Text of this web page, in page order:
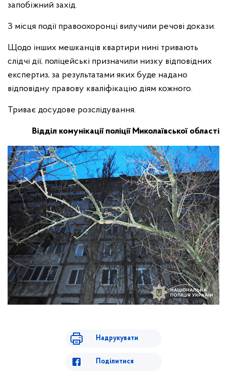
запобіжний захід.
З місця події правоохоронці вилучили речові докази.
Щодо інших мешканців квартири нині тривають
слідчі дії, поліцейські призначили низку відповідних
експертиз, за результатами яких буде надано
відповідну правову кваліфікацію діям кожного.
Триває досудове розслідування.
Відділ комунікації поліції Миколаївської області
Надрукувати
Поділитися